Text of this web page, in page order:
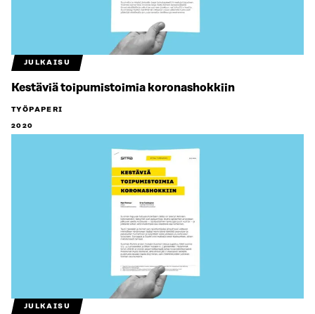
JULKAISU
Kestäviä toipumistoimia koronashokkiin
TYÖPAPERI
2020
JULKAISU